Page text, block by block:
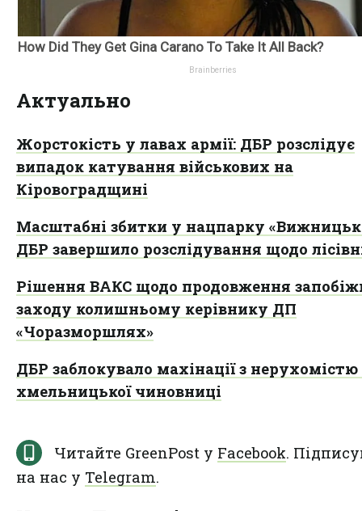
Актуально
Жорстокість у лавах армії: ДБР розслідує
випадок катування військових на
Кіровоградщині
Масштабні збитки у нацпарку
ДБР завершило розслідування щодо
Рішення ВАКС щодо продовження
заходу колишньому керівнику ДП
«Чоразморшлях»
ДБР заблокувало махінації з
хмельницької чиновниці
Читайте GreenPost у Facebook.
на нас у Telegram.